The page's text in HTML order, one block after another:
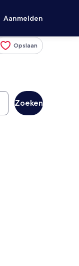
Aanmelden
Opslaan
Zoeken